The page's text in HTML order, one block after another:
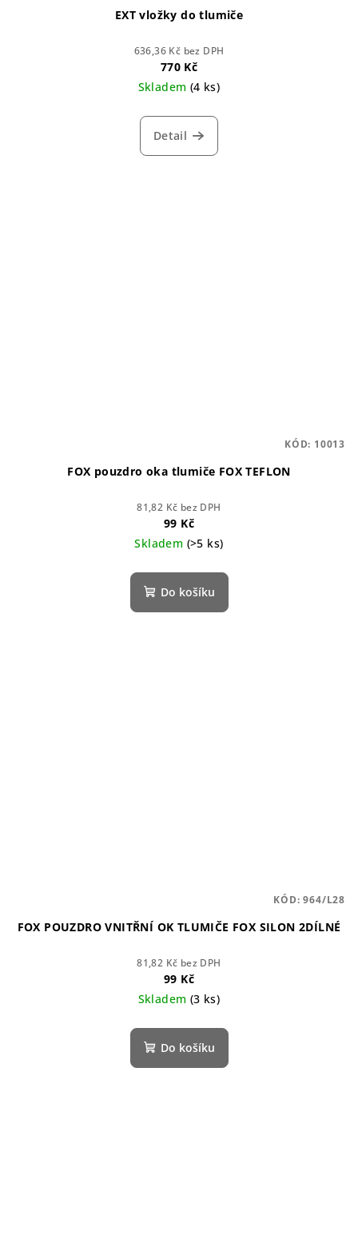
EXT vložky do tlumiče
636,36 Kč bez DPH
770 Kč
Skladem (4 ks)
Detail
FOX pouzdro oka tlumiče FOX TEFLON
81,82 Kč bez DPH
99 Kč
Skladem (>5 ks)
Do košíku
KÓD: 10013
FOX POUZDRO VNITŘNÍ OK TLUMIČE FOX SILON 2DÍLNÉ
81,82 Kč bez DPH
99 Kč
Skladem (3 ks)
Do košíku
KÓD:964/L28